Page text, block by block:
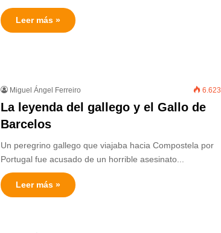
Leer más »
Miguel Ángel Ferreiro 6.623
La leyenda del gallego y el Gallo de
Barcelos
Un peregrino gallego que viajaba hacia Compostela por
Portugal fue acusado de un horrible asesinato...
Leer más »